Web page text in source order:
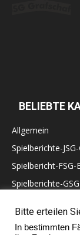
BELIEBTE
Allgemein
Spielberichte-
Spielbericht-FSG-
Spielberichte-GSG
60 Jahre VfB
Bitte erteilen
In bestimmten